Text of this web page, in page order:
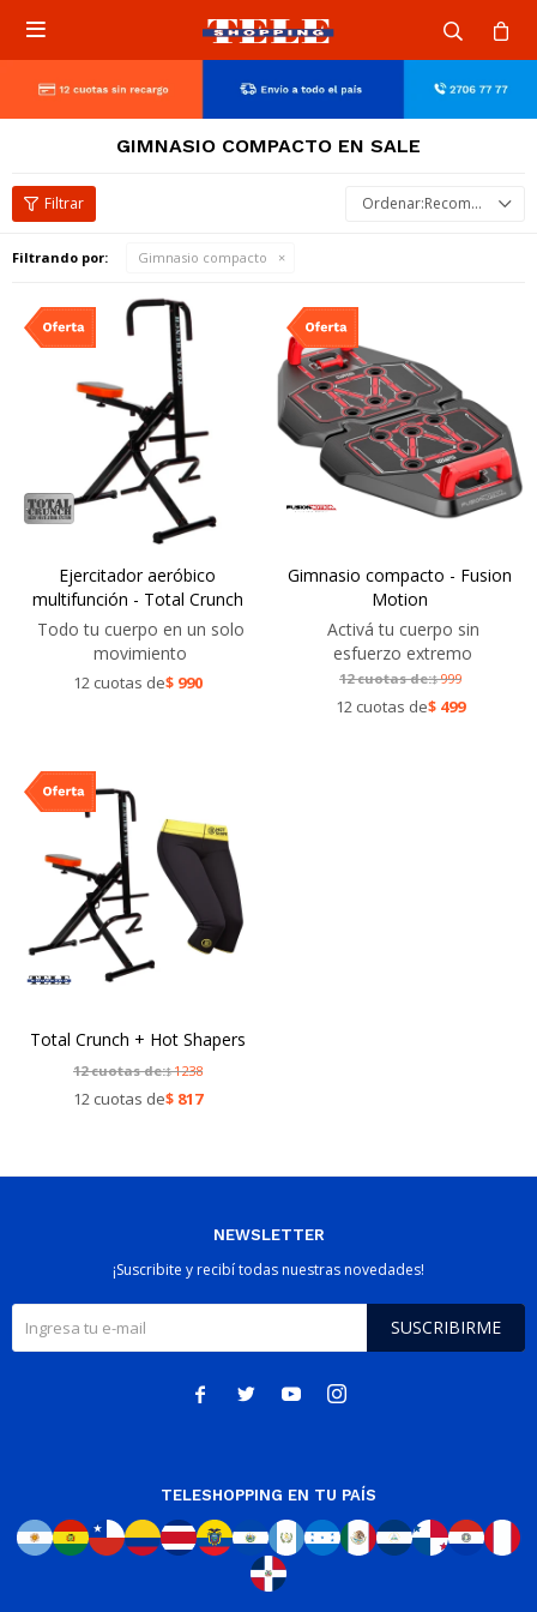

GIMNASIO COMPACTO EN SALE
Recomendados
Filtrando por: Gimnasio compacto
Ejercitador aeróbico
multifunción - Total Crunch
Todo tu cuerpo en un solo
movimiento
12 cuotas de$ 990
Gimnasio compacto - Fusion
Motion
Activá tu cuerpo sin
esfuerzo extremo
12 cuotas de:$999
12 cuotas de$ 499
Total Crunch + Hot Shapers
12 cuotas de:$1238
12 cuotas de$ 817
NEWSLETTER
¡Suscribite y recibí todas nuestras novedades!
SUSCRIBIRME
   
TELESHOPPING EN TU PAÍS